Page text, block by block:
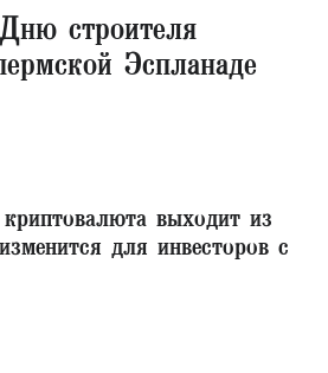
строителя
Эспланаде
выходит из
для инвесторов с